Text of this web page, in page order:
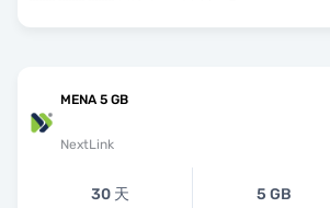
MENA 5 GB
NextLink
30 天 5 GB